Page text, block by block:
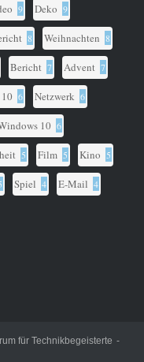
9 Deko 9
8 Weihnachten 8
Bericht 7 Advent 7
6 Netzwerk 6
10 6
5 Film 5 Kino 5
Spiel 4 E-Mail 4
für Technikbegeisterte